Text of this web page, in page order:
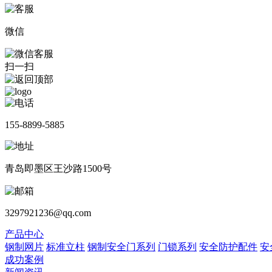
微信
扫一扫
155-8899-5885
青岛即墨区王沙路1500号
3297921236@qq.com
产品中心
钢制网片 标准立柱 钢制安全门系列 门锁系列 安全防护配件 安
成功案例